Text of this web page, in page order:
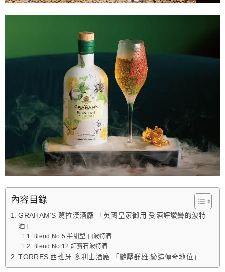
內容目錄
GRAHAM’S 葛拉漢酒廠 「英國皇家御用 受酒評讚譽的波特
酒」
Blend No.5 半甜型 白波特酒
Blend No.12 紅寶石波特酒
TORRES 西班牙 多利士酒廠 「艷壓群雄 締造傳奇地位」